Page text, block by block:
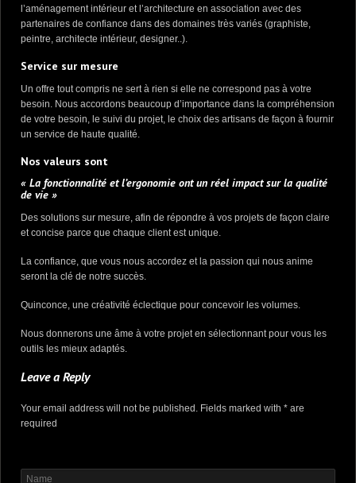
l’aménagement intérieur et l’architecture en association avec des
partenaires de confiance dans des domaines très variés (graphiste,
peintre, architecte intérieur, designer..).
Service sur mesure
Un offre tout compris ne sert à rien si elle ne correspond pas à votre
besoin. Nous accordons beaucoup d’importance dans la compréhension
de votre besoin, le suivi du projet, le choix des artisans de façon à fournir
un service de haute qualité.
Nos valeurs sont
« La fonctionnalité et l’ergonomie ont un réel impact sur la qualité
de vie »
Des solutions sur mesure, afin de répondre à vos projets de façon claire
et concise parce que chaque client est unique.
La confiance, que vous nous accordez et la passion qui nous anime
seront la clé de notre succès.
Quinconce, une créativité éclectique pour concevoir les volumes.
Nous donnerons une âme à votre projet en sélectionnant pour vous les
outils les mieux adaptés.
Leave a Reply
Your email address will not be published. Fields marked with * are
required